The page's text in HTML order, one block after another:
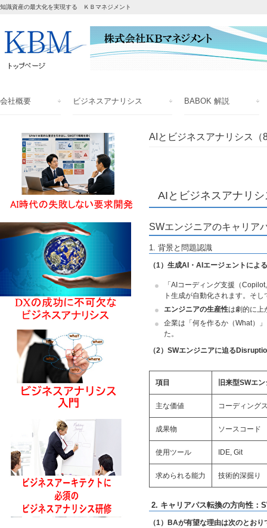
知識資産の最大化を実現する ＫＢマネジメント
会社概要 ビジネスアナリシス BABOK 解説
AIとビジネスアナリシス（
AIとビジネスアナリ
SWエンジニアのキャリア
1. 背景と問題認識
（1）生成AI・AIエージェントによ
「AIコーディング支援（
ト生成が自動化されます。そし
エンジニアの生産性は劇的に上
企業は「何を作るか（What）
た。
（2）SWエンジニアに迫る
項目 旧来型SWエ
主な価値 コーディング
成果物 ソースコード
使用ツール IDE, Git
求められる能力 技術的深掘り
2. キャリアパス転換の方向性：
（1）BAが有望な理由は次のとおり